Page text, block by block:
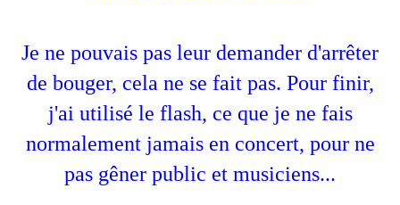
Je ne pouvais pas leur demander d'arrêter
de bouger, cela ne se fait pas. Pour finir,
j'ai utilisé le flash, ce que je ne fais
normalement jamais en concert, pour ne
pas gêner public et musiciens...